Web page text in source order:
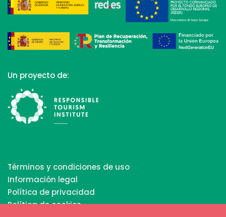
Un proyecto de:
Términos y condiciones de uso
Información legal
Política de privacidad
Política de cookies